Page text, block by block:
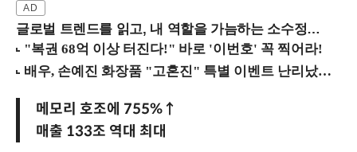
글로벌 트렌드를 읽고, 내 역할을 가늠하는 소수정예 실습 워크숍 (8/28 신논현역)
메모리 호조에 755%↑
매출 133조 역대 최대